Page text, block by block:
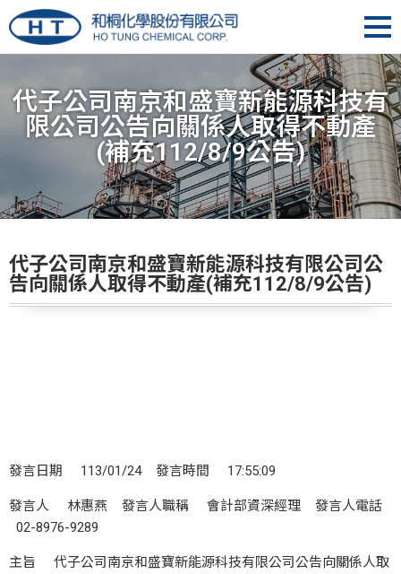
代子公司南京和盛寶新能源科技有
限公司公告向關係人取得不動產
(補充112/8/9公告)
代子公司南京和盛寶新能源科技有限公司公
告向關係人取得不動產(補充112/8/9公告)
發言日期 113/01/24 發言時間 17:55:09
發言人 林惠燕 發言人職稱 會計部資深經理 發言人電話
02-8976-9289
主旨 代子公司南京和盛寶新能源科技有限公司公告向關係人取